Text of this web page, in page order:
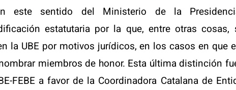
este sentido del Ministerio de la
estatutaria por la que, entre otras cosas,
la UBE por motivos jurídicos, en los casos en que
miembros de honor. Esta última distinción
FEBE a favor de la Coordinadora Catalana de